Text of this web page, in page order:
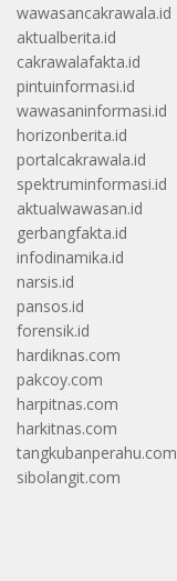
wawasancakrawala.id
aktualberita.id
cakrawalafakta.id
pintuinformasi.id
wawasaninformasi.id
horizonberita.id
portalcakrawala.id
spektruminformasi.id
aktualwawasan.id
gerbangfakta.id
infodinamika.id
narsis.id
pansos.id
forensik.id
hardiknas.com
pakcoy.com
harpitnas.com
harkitnas.com
tangkubanperahu.com
sibolangit.com